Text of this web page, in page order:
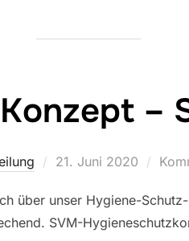
–
Veröffentlicht
21. Juni 2020
über unser Hygiene-
SVM-